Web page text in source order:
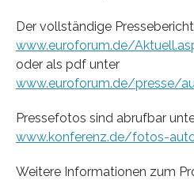
Der vollständige
www.euroforum.de/
oder als pdf unter
www.euroforum.de/presse/
Pressefotos sind abrufbar
www.konferenz.de/fotos-
Weitere Informationen zum